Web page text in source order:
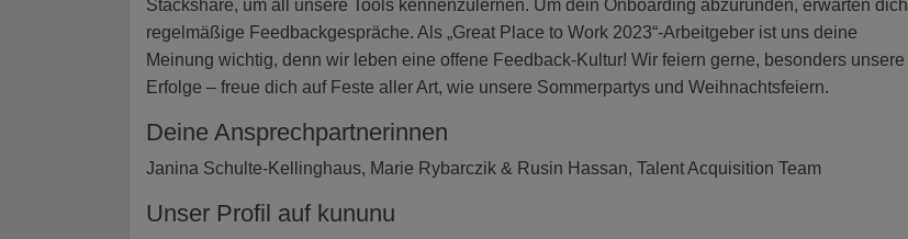
Stackshare, um all unsere Tools kennenzulernen. Um dein Onboarding abzurunden, erwarten dich
regelmäßige Feedbackgespräche. Als „Great Place to Work 2023“-Arbeitgeber ist uns deine
Meinung wichtig, denn wir leben eine offene Feedback-Kultur! Wir feiern gerne, besonders unsere
Erfolge – freue dich auf Feste aller Art, wie unsere Sommerpartys und Weihnachtsfeiern.
Deine Ansprechpartnerinnen
Janina Schulte-Kellinghaus, Marie Rybarczik & Rusin Hassan, Talent Acquisition Team
Unser Profil auf kununu